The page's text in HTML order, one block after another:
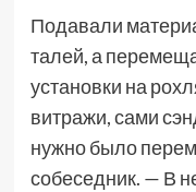
Подавали
талей, а
установки на
витражи, сами
нужно было
собеседник. — В